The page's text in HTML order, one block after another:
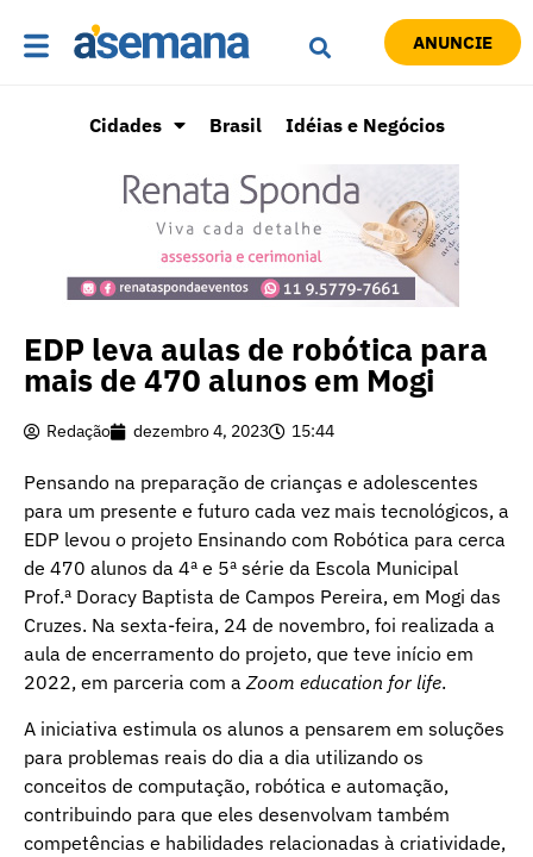
ANUNCIE
Cidades Brasil Idéias e Negócios
EDP leva aulas de robótica para
mais de 470 alunos em Mogi
Redação dezembro 4, 2023 15:44
Pensando na preparação de crianças e adolescentes
para um presente e futuro cada vez mais tecnológicos, a
EDP levou o projeto Ensinando com Robótica para cerca
de 470 alunos da 4ª e 5ª série da Escola Municipal
Prof.ª Doracy Baptista de Campos Pereira, em Mogi das
Cruzes. Na sexta-feira, 24 de novembro, foi realizada a
aula de encerramento do projeto, que teve início em
2022, em parceria com aZoom education for life.
A iniciativa estimula os alunos a pensarem em soluções
para problemas reais do dia a dia utilizando os
conceitos de computação, robótica e automação,
contribuindo para que eles desenvolvam também
competências e habilidades relacionadas à criatividade,